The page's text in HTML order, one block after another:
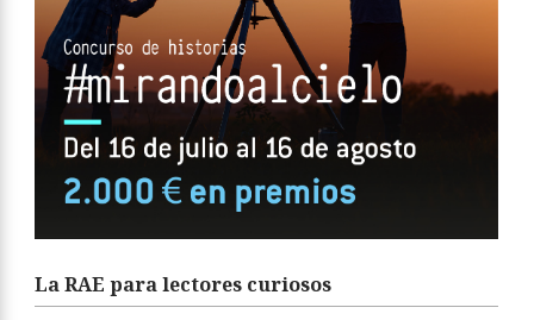
La RAE para lectores curiosos